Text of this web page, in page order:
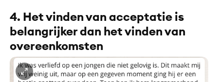
4. Het vinden van acceptatie is
belangrijker dan het vinden van
overeenkomsten